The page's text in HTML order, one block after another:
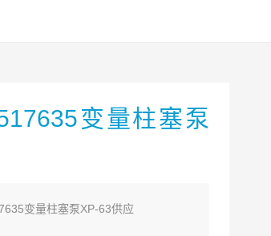
变量柱塞泵
变量柱塞泵XP-63供应